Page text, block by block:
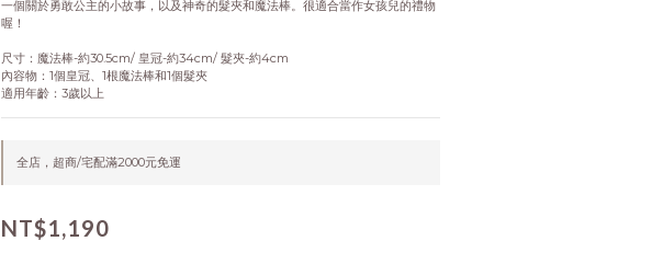
一個關於勇敢公主的小故事，以及神奇的髮夾和魔法棒。很適合當作女孩兒的禮物
喔！
尺寸：魔法棒-約30.5cm/ 皇冠-約34cm/ 髮夾-約4cm
內容物：1個皇冠、1根魔法棒和1個髮夾
適用年齡：3歲以上
全店，超商/宅配滿2000元免運
NT$1,190